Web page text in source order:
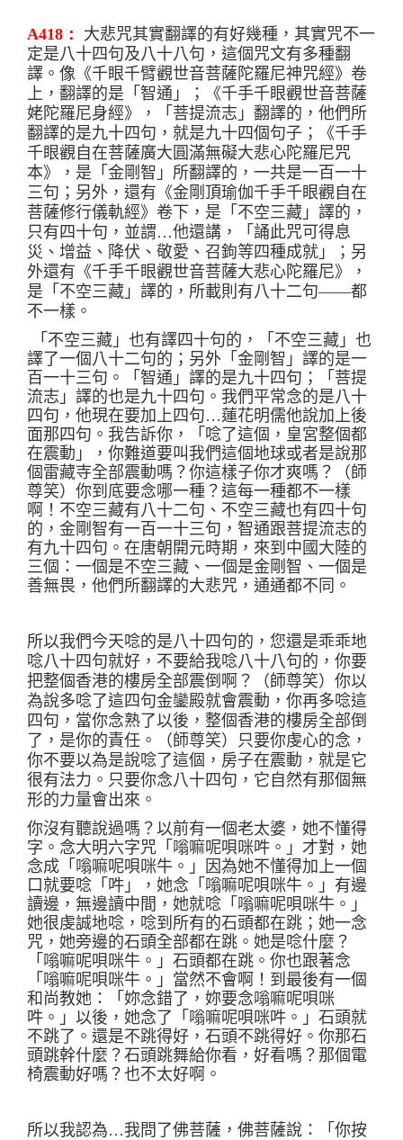
A418： 大悲咒其實翻譯的有好幾種 ， 其實咒不一
定是八十四 句及八十八句 ， 這個咒文有多種翻
譯。像 《千眼千臂觀世音菩薩陀羅尼神咒經》 卷
上，翻譯的是 「 智通 」 ； 《千手千眼觀世音菩薩
姥陀羅尼身經》 ， 「 菩提流志 」 翻譯的，他們所
翻譯的是九十四句，就是九十四個句子；
《千手
千眼觀自在菩薩廣大圓滿無礙大悲心陀羅尼咒
本》 ，是 「 金剛智 」 所翻譯的，一共是一百一十
三句；另外，還有 《金剛頂瑜伽千手千眼觀自在
菩薩修行儀軌經》 卷下，是 「 不空三藏 」 譯的，
只有四十句，並謂…他還講 ，「 誦此咒可得息
災、增益、降伏、敬愛、召鉤等四種成就 」
；另
外還有 《千手千眼觀世音菩薩大悲心陀羅尼》，
是 「 不空三藏 」 譯的，所載則有八十二句——都
不一樣 。
「 不空三藏 」 也有譯四十句的， 「 不空三藏 」 也
譯了一個八十二句的 ； 另外 「 金剛智 」 譯的是一
百一十三句。
「 智通 」 譯的是九十四句 ；「 菩提
流志 」 譯的也是九十四句。我們平常念的是八十
四句 ， 他現在要加上四句…蓮花明儒他說加上後
面那四句 。 我告訴你， 「 唸了這個，皇宮整個都
在震動 」， 你難道要叫我們這個地球或者是說那
個雷藏寺全部震動嗎？你這樣子你才爽嗎？（師
尊笑）你到底要念哪一種？這每一種都不一樣
啊！不空三藏有八十二句、不空三藏也有四十句
的 ， 金剛智有一百一十三句，智通跟菩提流志的
有九十四句。在唐朝開元時期，來到中國大陸的
三個 ： 一個是不空三藏、一個是金剛智、一個是
善無畏 ， 他們所翻譯的大悲咒，通通都不同。
所以我們今天唸的是八十四句的 ， 您還是乖乖地
唸八十四句就好 ， 不要給我唸八十八句的，你要
把整個香港的樓房全部震倒啊？（師尊笑）你以
為說多唸了這四句金鑾殿就會震動 ， 你再多唸這
四句，當你念熟了以後，整個香港的樓房全部倒
了，是你的責任。（師尊笑）只要你虔心的念，
你不要以為是說唸了這個，房子在震動，就是它
很有法力。只要你念八十四句， 它 自然有那個無
形的力量會出來。
你沒有聽說過嗎？以前有一個老太婆，她不懂得
字 。 念大明六字咒「嗡嘛呢唄咪吽。」才對，她
念成「嗡嘛呢唄咪牛。」因為她不懂得加上一個
口就要唸「吽」，她念「嗡嘛呢唄咪牛。」有邊
讀邊，無邊讀中間 ， 她就唸「嗡嘛呢唄咪牛。」
她很虔誠地唸，唸到所有的石頭都在跳 ； 她一念
咒，她旁邊的石頭全部都在跳。她是唸什麼？
「嗡嘛呢唄咪牛。」石頭都在跳。你也跟著念
「嗡嘛呢唄咪牛。」當然不會啊 ！ 到最後有一個
和尚教她 ： 「 妳念錯了， 妳要念嗡嘛呢唄咪
吽。」以後 ， 她念了「嗡嘛呢唄咪吽。」石頭就
不跳了。還是不跳得好 ， 石頭不跳得好。你那石
頭跳幹什麼？石頭跳舞給你看，好看嗎？那個電
椅震動好嗎？也不太好啊。
所以我認為…我問了佛菩薩，佛菩薩說 ：
「你按